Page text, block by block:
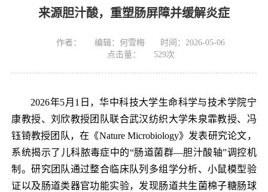
来源胆汁酸，重塑肠屏障并缓解炎症
作者： 编辑：何雪梅
时间：2026-05-06
点击量：
529次
2026年5月1日，华中科技大学生命科学与技术学院宁
康教授、刘欣教授团队联合武汉纺织大学朱泉霏教授、冯
钰锜教授团队，在《Nature Microbiology》发表研究论文，
系统揭示了儿科脓毒症中的“肠道菌群—胆汁酸轴”调控机
制。研究团队通过整合临床队列多组学分析、小鼠模型验
证以及肠道类器官功能实验，发现肠道共生菌棉子糖肠球